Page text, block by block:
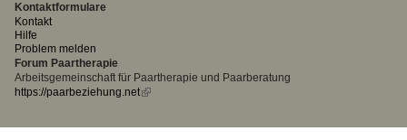
Kontaktformulare
Kontakt
Hilfe
Problem melden
Forum Paartherapie
Arbeitsgemeinschaft für Paartherapie und Paarberatung
https://paarbeziehung.net(link